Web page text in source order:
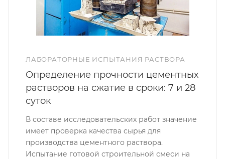
ЛАБОРАТОРНЫЕ ИСПЫТАНИЯ РАСТВОРА
Определение прочности цементных
растворов на сжатие в сроки: 7 и 28
суток
В составе исследовательских работ значение
имеет проверка качества сырья для
производства цементного раствора.
Испытание готовой строительной смеси на